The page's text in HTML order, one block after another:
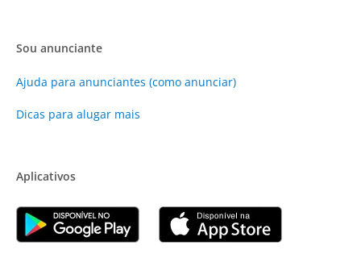
Sou anunciante
Ajuda para anunciantes (como anunciar)
Dicas para alugar mais
Aplicativos